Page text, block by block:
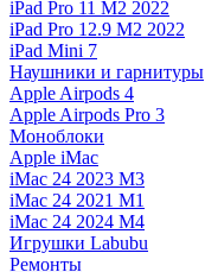
iPad Pro 11 M2 2022
iPad Pro 12.9 M2 2022
iPad Mini 7
Наушники и гарнитуры
Apple Airpods 4
Apple Airpods Pro 3
Моноблоки
Apple iMac
iMac 24 2023 M3
iMac 24 2021 M1
iMac 24 2024 M4
Игрушки Labubu
Ремонты